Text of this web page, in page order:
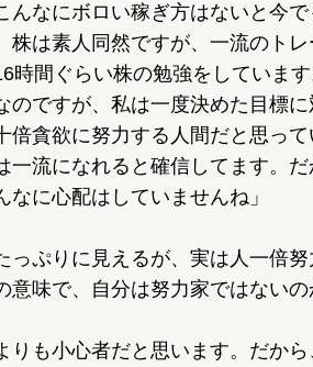
んなにボロい稼ぎ方はないと今
株は素人同然ですが、一流のトレ
時間ぐらい株の勉強をしていま
のですが、私は一度決めた目標に
倍貪欲に努力する人間だと思っ
一流になれると確信してます。
なに心配はしていませんね」
ぷりに見えるが、実は人一倍
意味で、自分は努力家ではないの
りも小心者だと思います。だか